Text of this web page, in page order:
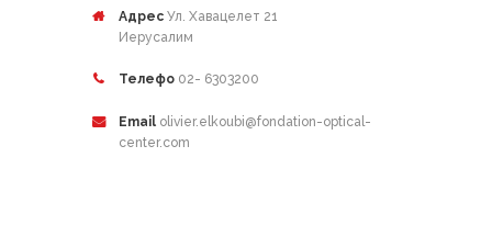
Адрес Ул. Хавацелет 21
Иерусалим
Телефо 02- 6303200
Email olivier.elkoubi@fondation-optical-
center.com